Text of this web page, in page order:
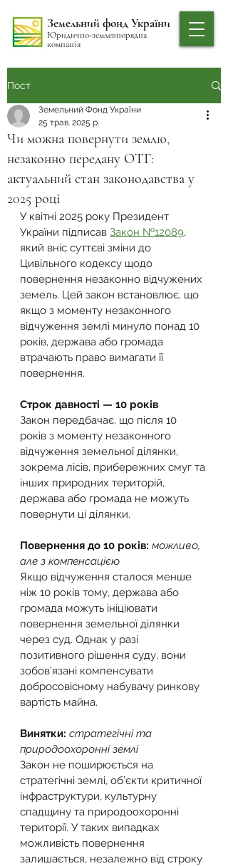
Земельний фонд України
Юридично-землевпорядна
компанія
Пост
Чи можна повернути землю,
незаконно передану ОТГ:
актуальний стан законодавства у
2025 році
Земельний Фонд України
25 трав. 2025 р.
У квітні 2025 року Президент
України підписав Закон №12089,
який вніс суттєві зміни до
Цивільного кодексу щодо
повернення незаконно відчужених
земель. Цей закон встановлює, що
якщо з моменту незаконного
відчуження землі минуло понад 10
років, держава або громада
втрачають право вимагати її
повернення.
Строк давності — 10 років
Закон передбачає, що після 10
років з моменту незаконного
відчуження земельної ділянки,
зокрема лісів, прибережних смуг та
інших природних територій,
держава або громада не можуть
повернути ці ділянки.
Повернення до 10 років: можливо,
але з компенсацією
Якщо відчуження сталося менше
ніж 10 років тому, держава або
громада можуть ініціювати
повернення земельної ділянки
через суд. Однак у разі
позитивного рішення суду, вони
зобов’язані компенсувати
добросовісному набувачу ринкову
вартість майна.
Винятки: стратегічні та
природоохоронні землі
Закон не поширюється на
стратегічні землі, об’єкти критичної
інфраструктури, культурну
спадщину та природоохоронні
території. У таких випадках
можливість повернення
залишається, незалежно від строку